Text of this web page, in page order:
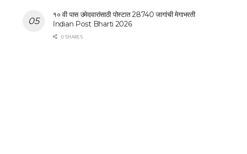
१० वी पास उमेदवारांसाठी पोस्टात 28740 जागांची मेगाभरती
Indian Post Bharti 2026
0 SHARES